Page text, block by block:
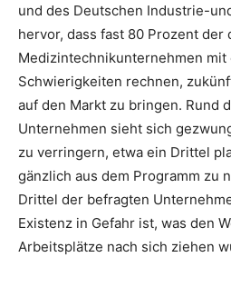
und des Deutschen Industrie-
hervor, dass fast 80 Prozent der
Medizintechnikunternehmen mit
Schwierigkeiten rechnen,
auf den Markt zu bringen. Rund
Unternehmen sieht sich
zu verringern, etwa ein Drittel
gänzlich aus dem Programm zu
Drittel der befragten
Existenz in Gefahr ist, was den
Arbeitsplätze nach sich ziehen